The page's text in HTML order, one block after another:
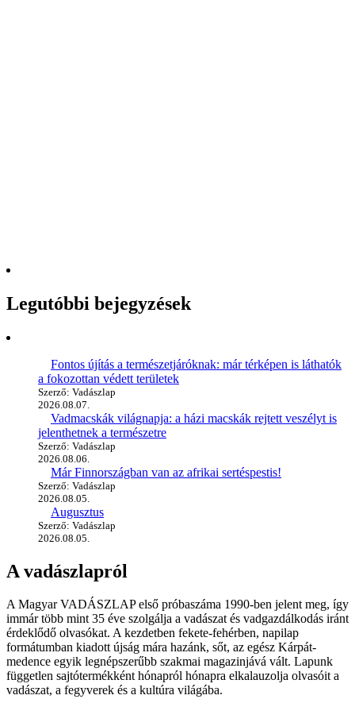
Legutóbbi bejegyzések
Fontos újítás a természetjáróknak: már térképen is láthatók
a fokozottan védett területek
Szerző: Vadászlap
2026.08.07.
Vadmacskák világnapja: a házi macskák rejtett veszélyt is
jelenthetnek a természetre
Szerző: Vadászlap
2026.08.06.
Már Finnországban van az afrikai sertéspestis!
Szerző: Vadászlap
2026.08.05.
Augusztus
Szerző: Vadászlap
2026.08.05.
A vadászlapról
A Magyar VADÁSZLAP első próbaszáma 1990-ben jelent meg, így
immár több mint 35 éve szolgálja a vadászat és vadgazdálkodás iránt
érdeklődő olvasókat. A kezdetben fekete-fehérben, napilap
formátumban kiadott újság mára hazánk, sőt, az egész Kárpát-
medence egyik legnépszerűbb szakmai magazinjává vált. Lapunk
független sajtótermékként hónapról hónapra elkalauzolja olvasóit a
vadászat, a fegyverek és a kultúra világába.